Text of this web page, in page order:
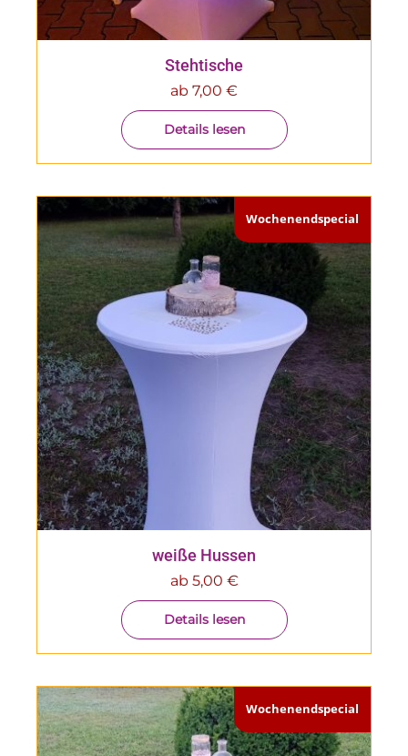
Stehtische
ab 7,00 €
Details lesen
Wochenendspecial
weiße Hussen
ab 5,00 €
Details lesen
Wochenendspecial